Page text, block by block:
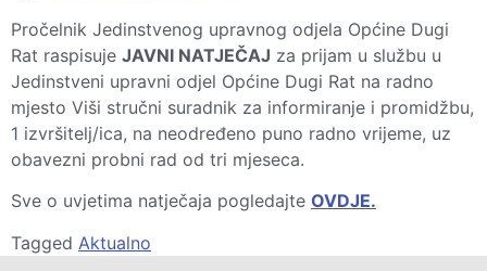
Pročelnik Jedinstvenog upravnog odjela Općine Dugi
Rat raspisuje JAVNI NATJEČAJ za prijam u službu u
Jedinstveni upravni odjel Općine Dugi Rat na radno
mjesto Viši stručni suradnik za informiranje i promidžbu,
1 izvršitelj/ica, na neodređeno puno radno vrijeme, uz
obavezni probni rad od tri mjeseca.
Sve o uvjetima natječaja pogledajte OVDJE.
Tagged Aktualno